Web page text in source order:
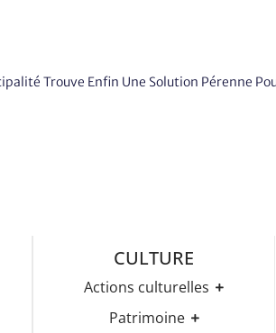
Trouve Enfin Une Solution Pérenne
CULTURE
Actions culturelles
Médiathèque
Patrimoine